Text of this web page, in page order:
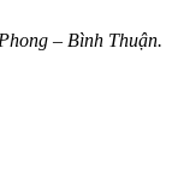
– Bình Thuận.